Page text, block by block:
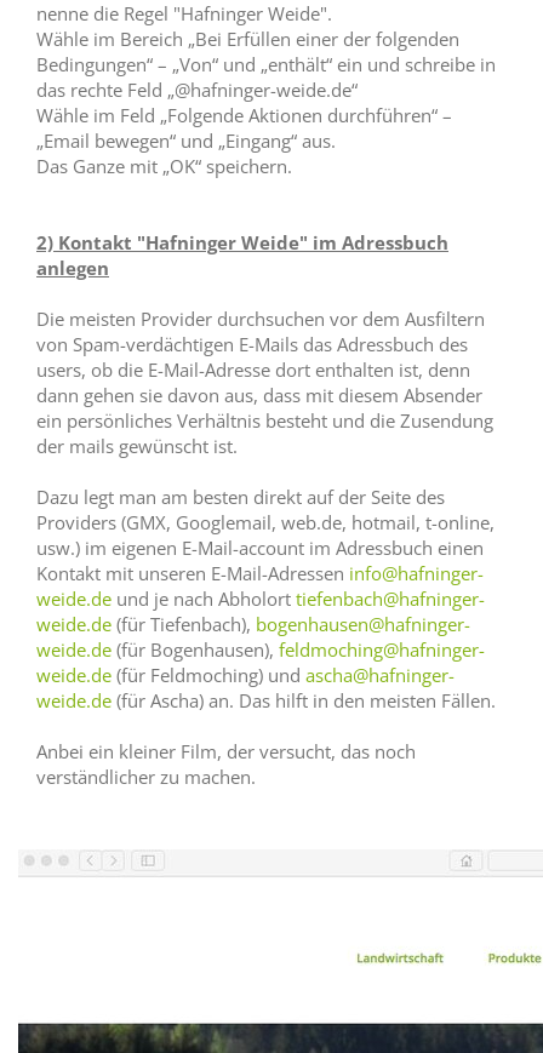
nenne die Regel "Hafninger Weide".
Wähle im Bereich „Bei Erfüllen einer der folgenden
Bedingungen“ – „Von“ und „enthält“ ein und schreibe in
das rechte Feld „@hafninger-weide.de“
Wähle im Feld „Folgende Aktionen durchführen“ –
„Email bewegen“ und „Eingang“ aus.
Das Ganze mit „OK“ speichern.
2) Kontakt "Hafninger Weide" im Adressbuch
anlegen
Die meisten Provider durchsuchen vor dem Ausfiltern
von Spam-verdächtigen E-Mails das Adressbuch des
users, ob die E-Mail-Adresse dort enthalten ist, denn
dann gehen sie davon aus, dass mit diesem Absender
ein persönliches Verhältnis besteht und die Zusendung
der mails gewünscht ist.
Dazu legt man am besten direkt auf der Seite des
Providers (GMX, Googlemail, web.de, hotmail, t-online,
usw.) im eigenen E-Mail-account im Adressbuch einen
Kontakt mit unseren E-Mail-Adressen info@hafninger-
weide.de und je nach Abholort tiefenbach@hafninger-
weide.de (für Tiefenbach), bogenhausen@hafninger-
weide.de (für Bogenhausen), feldmoching@hafninger-
weide.de (für Feldmoching) und ascha@hafninger-
weide.de (für Ascha) an. Das hilft in den meisten Fällen.
Anbei ein kleiner Film, der versucht, das noch
verständlicher zu machen.